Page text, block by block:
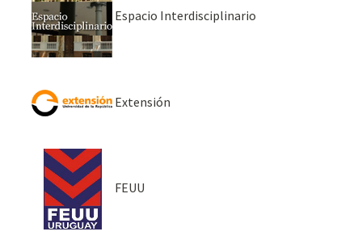
Espacio Interdisciplinario
Extensión
FEUU